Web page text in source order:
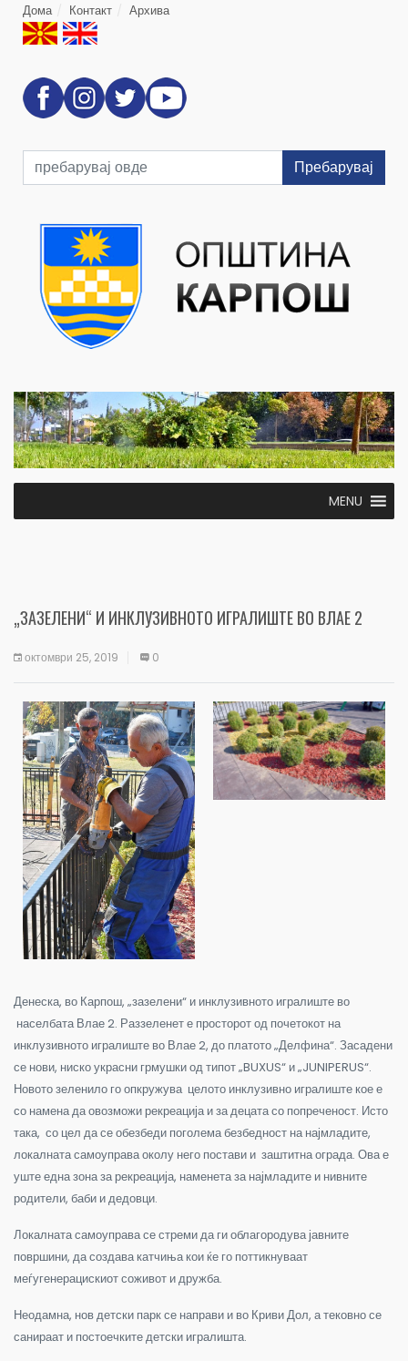
Дома Контакт Архива
Пребарувај
MENU
„ЗАЗЕЛЕНИ“ И ИНКЛУЗИВНОТО ИГРАЛИШТЕ ВО ВЛАЕ 2
октомври 25, 2019 0
Денеска, во Карпош, „зазелени“ и инклузивното игралиште во
населбата Влае 2. Раззеленет е просторот од почетокот на
инклузивното игралиште во Влае 2, до платото „Делфина“. Засадени
се нови, ниско украсни грмушки од типот „BUXUS“ и „JUNIPERUS“.
Новото зеленило го опкружува целото инклузивно игралиште кое е
со намена да овозможи рекреација и за децата со попреченост. Исто
така, со цел да се обезбеди поголема безбедност на најмладите,
локалната самоуправа околу него постави и заштитна ограда. Ова е
уште една зона за рекреација, наменета за најмладите и нивните
родители, баби и дедовци.
Локалната самоуправа се стреми да ги облагородува јавните
површини, да создава катчиња кои ќе го поттикнуваат
меѓугенерацискиот соживот и дружба.
Неодамна, нов детски парк се направи и во Криви Дол, а тековно се
санираат и постоечките детски игралишта.